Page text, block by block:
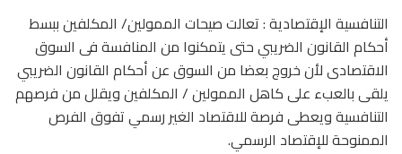
التنافسية الإقتصادية : تعالت صيحات الممولين/ المكلفين ببسط
أحكام القانون الضريبي حتى يتمكنوا من المنافسة فى السوق
الاقتصادى لأن خروج بعضا من السوق عن أحكام القانون الضريبي
يلقى بالعبء على كاهل الممولين / المكلفين ويقلل من فرصهم
التنافسية ويعطى فرصة للاقتصاد الغير رسمي تفوق الفرص
الممنوحة للإقتصاد الرسمي.